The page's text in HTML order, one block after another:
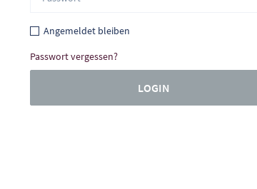
Angemeldet bleiben
Passwort vergessen?
LOGIN